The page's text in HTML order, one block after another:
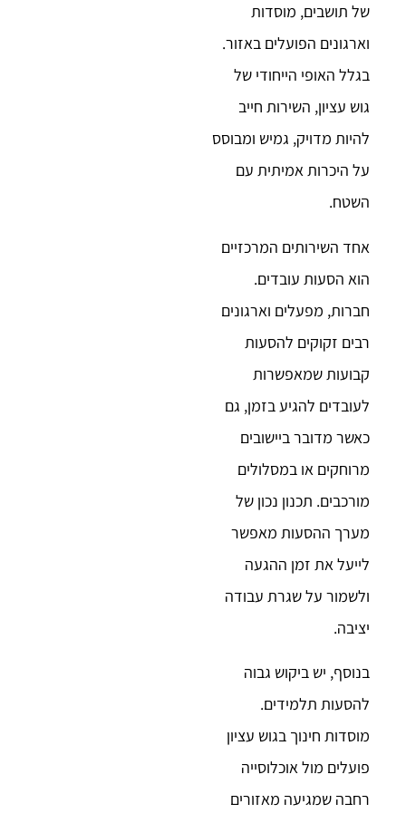
של תושבים, מוסדות
וארגונים הפועלים באזור.
בגלל האופי הייחודי של
גוש עציון, השירות חייב
להיות מדויק, גמיש ומבוסס
על היכרות אמיתית עם
השטח.
אחד השירותים המרכזיים
הוא הסעות עובדים.
חברות, מפעלים וארגונים
רבים זקוקים להסעות
קבועות שמאפשרות
לעובדים להגיע בזמן, גם
כאשר מדובר ביישובים
מרוחקים או במסלולים
מורכבים. תכנון נכון של
מערך ההסעות מאפשר
לייעל את זמן ההגעה
ולשמור על שגרת עבודה
יציבה.
בנוסף, יש ביקוש גבוה
להסעות תלמידים.
מוסדות חינוך בגוש עציון
פועלים מול אוכלוסייה
רחבה שמגיעה מאזורים